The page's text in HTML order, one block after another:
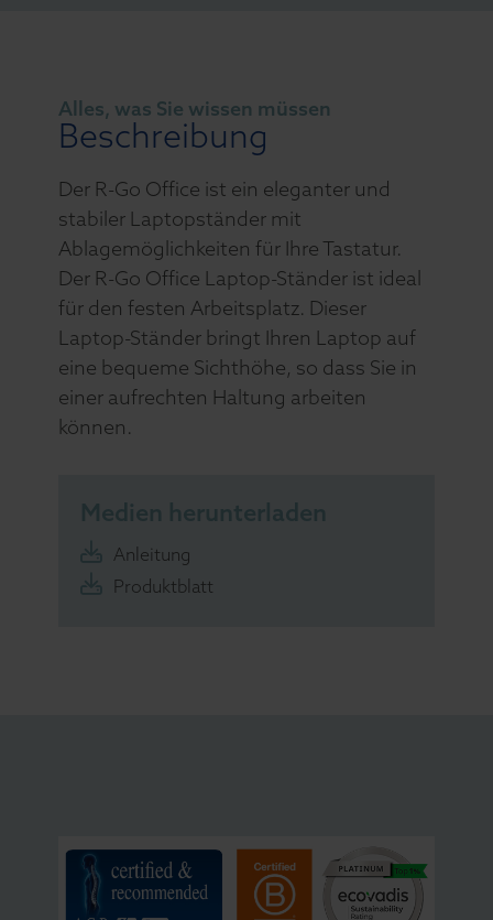
Alles, was Sie wissen müssen
Beschreibung
Der R-Go Office ist ein eleganter und
stabiler Laptopständer mit
Ablagemöglichkeiten für Ihre Tastatur.
Der R-Go Office Laptop-Ständer ist ideal
für den festen Arbeitsplatz. Dieser
Laptop-Ständer bringt Ihren Laptop auf
eine bequeme Sichthöhe, so dass Sie in
einer aufrechten Haltung arbeiten
können.
Medien herunterladen
Anleitung
Produktblatt